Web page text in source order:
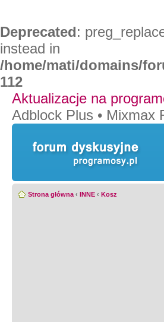
Deprecated:
instead in
/home/mati/domains/
112
Aktualizacje na
Adblock Plus • Mixmax
Strona główna ‹ INNE ‹ Kosz